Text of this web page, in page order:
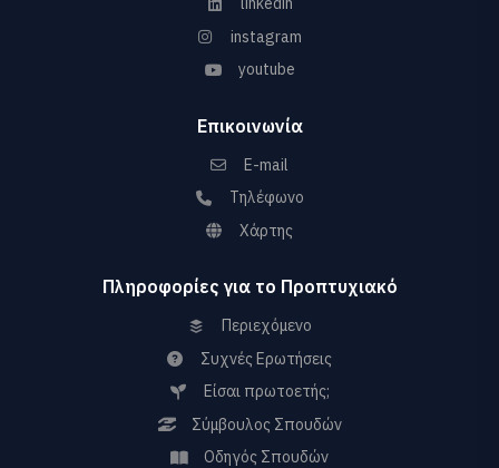
instagram
youtube
Επικοινωνία
E-mail
Τηλέφωνο
Χάρτης
Πληροφορίες για το Προπτυχιακό
Περιεχόμενο
Συχνές Ερωτήσεις
Είσαι πρωτοετής;
Σύμβουλος Σπουδών
Οδηγός Σπουδών